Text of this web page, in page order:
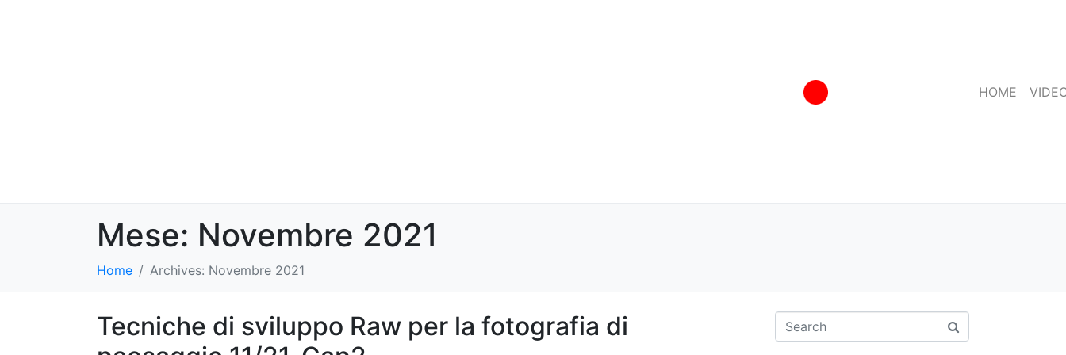
HOME
Mese: Novembre 2021
Home Archives: Novembre 2021
Tecniche di sviluppo Raw per la fotografia di